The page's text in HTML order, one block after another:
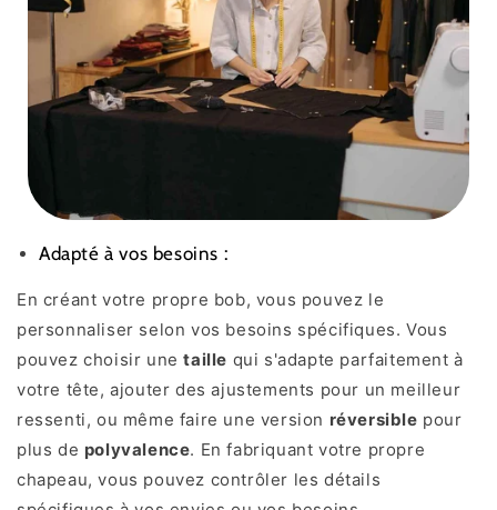
Adapté à vos besoins :
En créant votre propre bob, vous pouvez le
personnaliser selon vos besoins spécifiques. Vous
pouvez choisir unetaille qui s'adapte parfaitement à
votre tête, ajouter des ajustements pour un meilleur
ressenti, ou même faire une version réversible pour
plus de polyvalence. En fabriquant votre propre
chapeau, vous pouvez contrôler les détails